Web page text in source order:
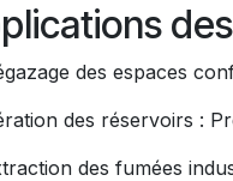
des espaces
des réservoirs :
des fumées